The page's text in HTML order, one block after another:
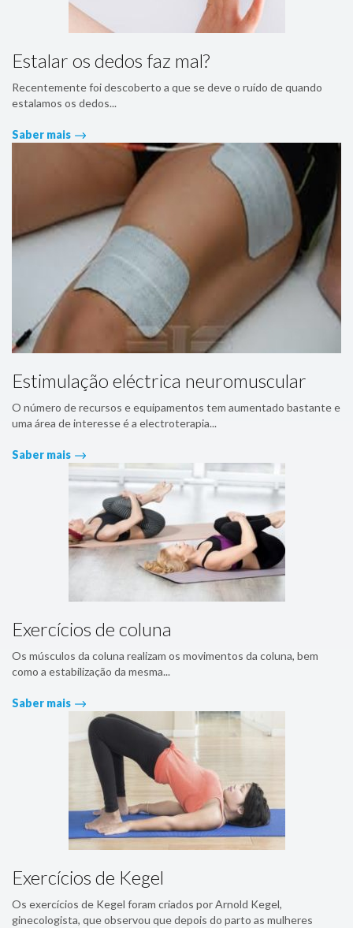
Estalar os dedos faz mal?
Recentemente foi descoberto a que se deve o ruído de quando
estalamos os dedos...
Saber mais
Estimulação eléctrica neuromuscular
O número de recursos e equipamentos tem aumentado bastante e
uma área de interesse é a electroterapia...
Saber mais
Exercícios de coluna
Os músculos da coluna realizam os movimentos da coluna, bem
como a estabilização da mesma...
Saber mais
Exercícios de Kegel
Os exercícios de Kegel foram criados por Arnold Kegel,
ginecologista, que observou que depois do parto as mulheres